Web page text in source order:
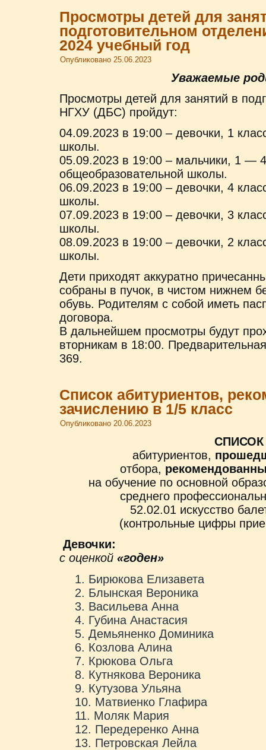
Просмотры детей для
подготовительном
2024 учебный год
Опубликовано 25.06.2023
Уважаемые
Просмотры детей для занятий в
НГХУ (ДБС) пройдут:
04.09.2023 в 19:00 – девочки, 1
школы.
05.09.2023 в 19:00 – мальчики, 1 —
общеобразовательной школы.
06.09.2023 в 19:00 – девочки, 4
школы.
07.09.2023 в 19:00 – девочки, 3
школы.
08.09.2023 в 19:00 – девочки, 2
школы.
Дети приходят аккуратно
собраны в пучок, в чистом нижнем
обувь. Родителям с собой иметь
договора.
В дальнейшем просмотры будут
вторникам в 18:00.
369.
Список абитуриентов,
зачислению в 1/5 класс
Опубликовано 20.06.2023
СПИСОК
абитуриентов,
отбора,
на обучение по основной
среднего
52.02.01 искусство
(контрольные цифры
Девочки:
с оценкой «годен»
Бирюкова Елизавета
Блынская Вероника
Васильева Анна
Губина Анастасия
Демьяненко Доминика
Козлова Алина
Крюкова Ольга
Кутнякова Вероника
Кутузова Ульяна
Матвиенко Глафира
Моляк Мария
Передеренко Анна
Петровская Лейла